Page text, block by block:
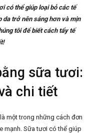
có thể giúp loại bỏ các tế
da trở nên sáng hơn và mịn
tôi để biết cách tẩy tế
sữa tươi:
chi tiết
một trong những cách đơn
mạnh. Sữa tươi có thể giúp